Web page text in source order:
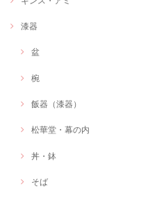
漆器
盆
椀
飯器（漆器）
松華堂・幕の内
丼・鉢
そば